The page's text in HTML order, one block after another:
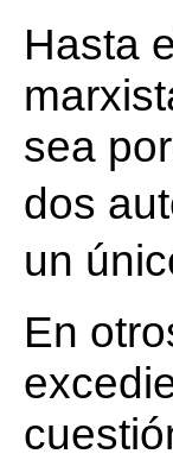
Hasta
sea
dos
un
En